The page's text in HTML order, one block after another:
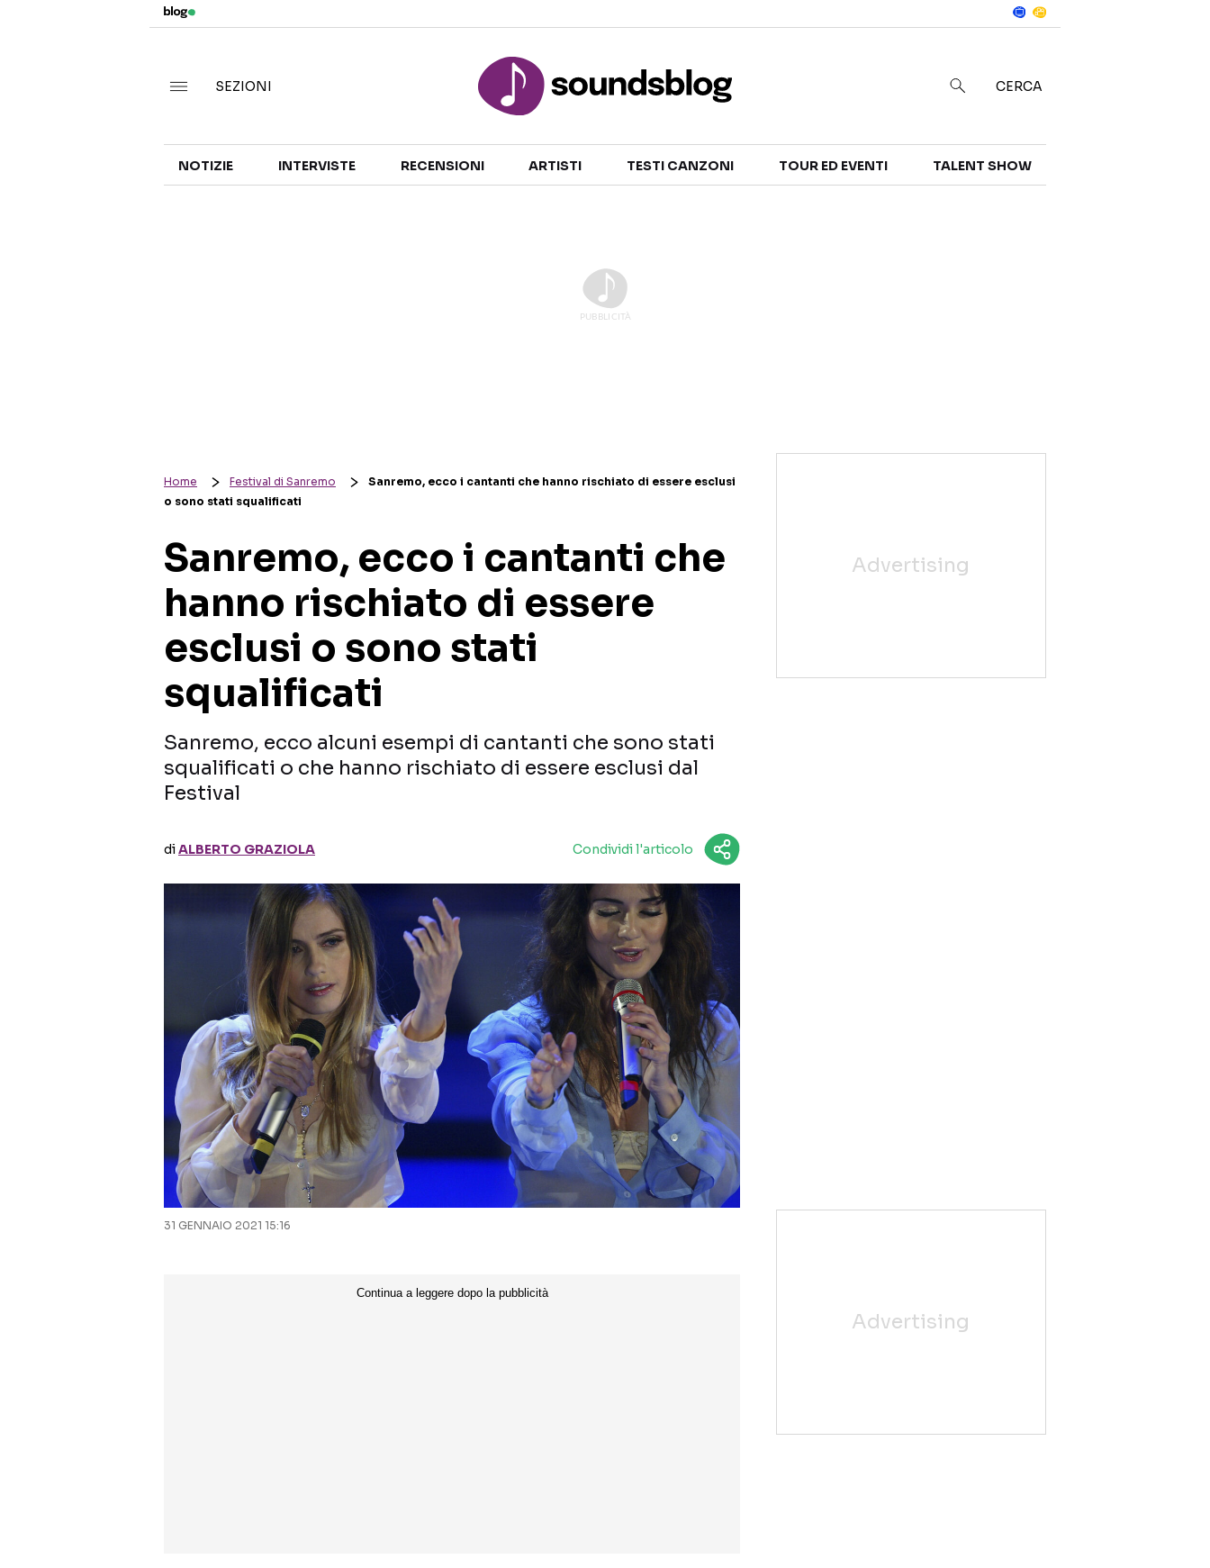
TALENT SHOW
SEZIONI CERCA
NOTIZIE INTERVISTE RECENSIONI ARTISTI TESTI CANZONI TOUR ED EVENTI TALENT SHOW
Home Festival di Sanremo
Sanremo, ecco i cantanti che hanno rischiato di essere esclusi
o sono stati squalificati
Sanremo, ecco i cantanti che
hanno rischiato di essere
esclusi o sono stati
squalificati
Sanremo, ecco alcuni esempi di cantanti che sono stati
squalificati o che hanno rischiato di essere esclusi dal
Festival
diALBERTO GRAZIOLA Condividi l'articolo
31 GENNAIO 2021 15:16